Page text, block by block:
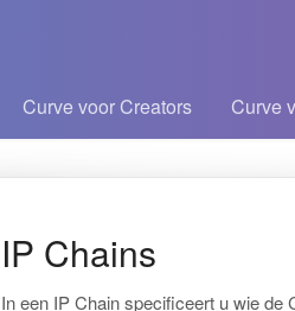
Curve voor Creators Curve
IP Chains
In een IP Chain specificeert u wie